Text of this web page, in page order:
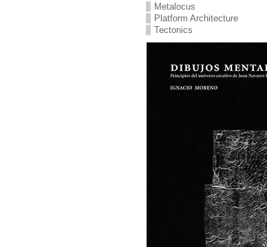
Metalocus
Platform Architecture
Tectonics